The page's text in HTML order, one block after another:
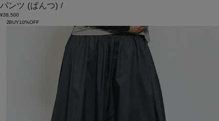
パンツ (ぱんつ) /
¥38,500
2BUY10%OFF